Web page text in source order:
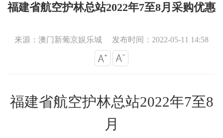
福建省航空护林总站2022年7至8月采购优惠
来源：澳门新葡京娱乐城 发布时间：2022-05-11 14:58
福建省航空护林总站2022年7至8
月